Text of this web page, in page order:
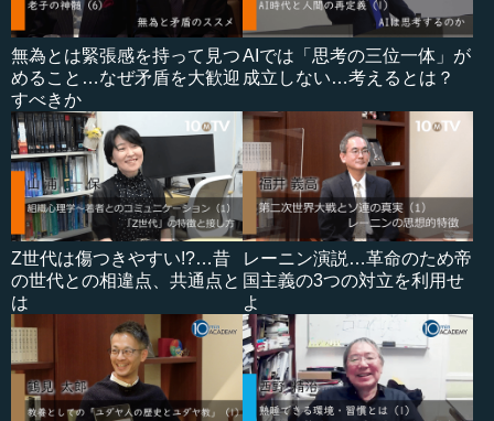
無為とは緊張感を持って見つ
めること…なぜ矛盾を大歓迎
すべきか
AIでは「思考の三位一体」が
成立しない…考えるとは？
Z世代は傷つきやすい!?…昔
の世代との相違点、共通点と
は
レーニン演説…革命のため帝
国主義の3つの対立を利用せ
よ